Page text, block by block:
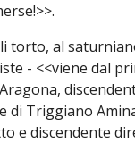
torto, al
- <<viene dal
di Triggiano
e discendente